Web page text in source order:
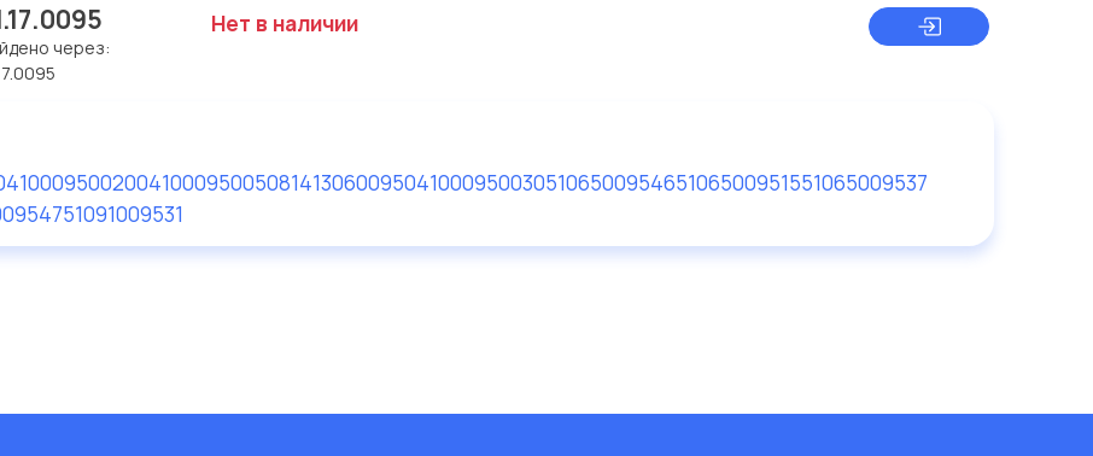
через:
Нет в наличии
04100095005081413060095041000950030510650095465106500951551065009537
51091009531